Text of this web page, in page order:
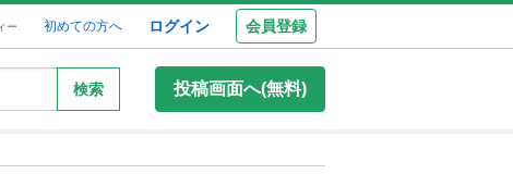
ー 初めての方へ ログイン 会員登録
検索 投稿画面へ(無料)